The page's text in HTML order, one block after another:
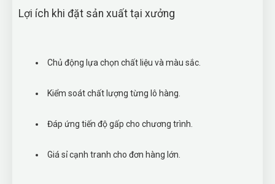
Lợi ích khi đặt sản xuất tại xưởng
Chủ động lựa chọn chất liệu và màu sắc.
Kiểm soát chất lượng từng lô hàng.
Đáp ứng tiến độ gấp cho chương trình.
Giá sỉ cạnh tranh cho đơn hàng lớn.